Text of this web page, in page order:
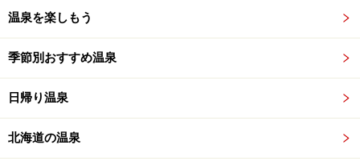
温泉を楽しもう
季節別おすすめ温泉
日帰り温泉
北海道の温泉